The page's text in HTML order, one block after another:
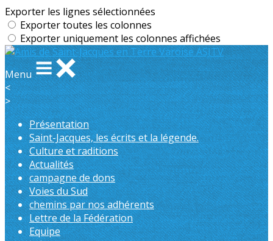
Exporter les lignes sélectionnées
Exporter toutes les colonnes
Exporter uniquement les colonnes affichées
Menu
<
>
Présentation
Saint-Jacques, les écrits et la légende.
Culture et raditions
Actualités
campagne de dons
Voies du Sud
chemins par nos adhérents
Lettre de la Fédération
Equipe